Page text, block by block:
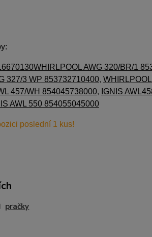
WHIRLPOOL AWG 320/BR/1
327/3 WP 853732710400,
457/WH 854045738000, IGNIS
AWL 550 854055045000
poslední 1 kus!
pračky